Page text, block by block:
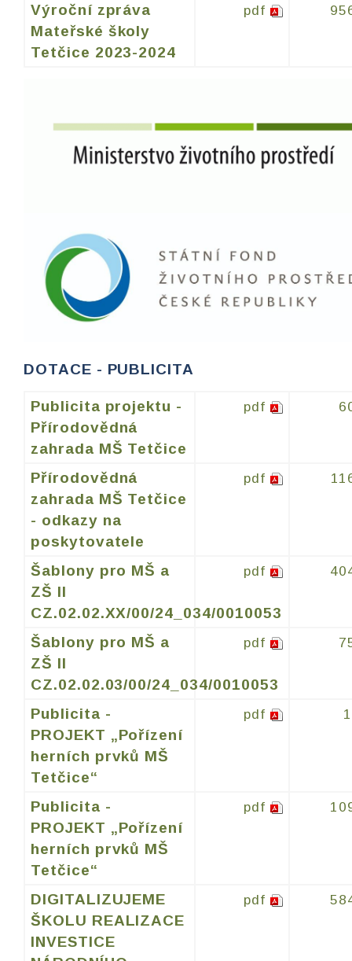
Výroční zpráva
Mateřské školy
Tetčice 2023-2024
pdf
DOTACE - PUBLICITA
Publicita projektu -
Přírodovědná
zahrada MŠ Tetčice
pdf
Přírodovědná
zahrada MŠ Tetčice
- odkazy na
poskytovatele
pdf
Šablony pro MŠ a
ZŠ II
CZ.02.02.XX/00/24_034/0010053
pdf
Šablony pro MŠ a
ZŠ II
CZ.02.02.03/00/24_034/0010053
pdf
Publicita -
PROJEKT „Pořízení
herních prvků MŠ
Tetčice“
pdf
Publicita -
PROJEKT „Pořízení
herních prvků MŠ
Tetčice“
pdf
DIGITALIZUJEME
ŠKOLU REALIZACE
INVESTICE
pdf